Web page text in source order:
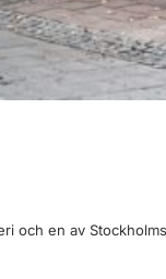
och en av